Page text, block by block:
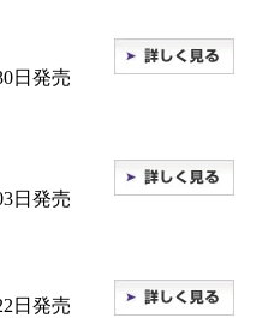
日発売
日発売
日発売